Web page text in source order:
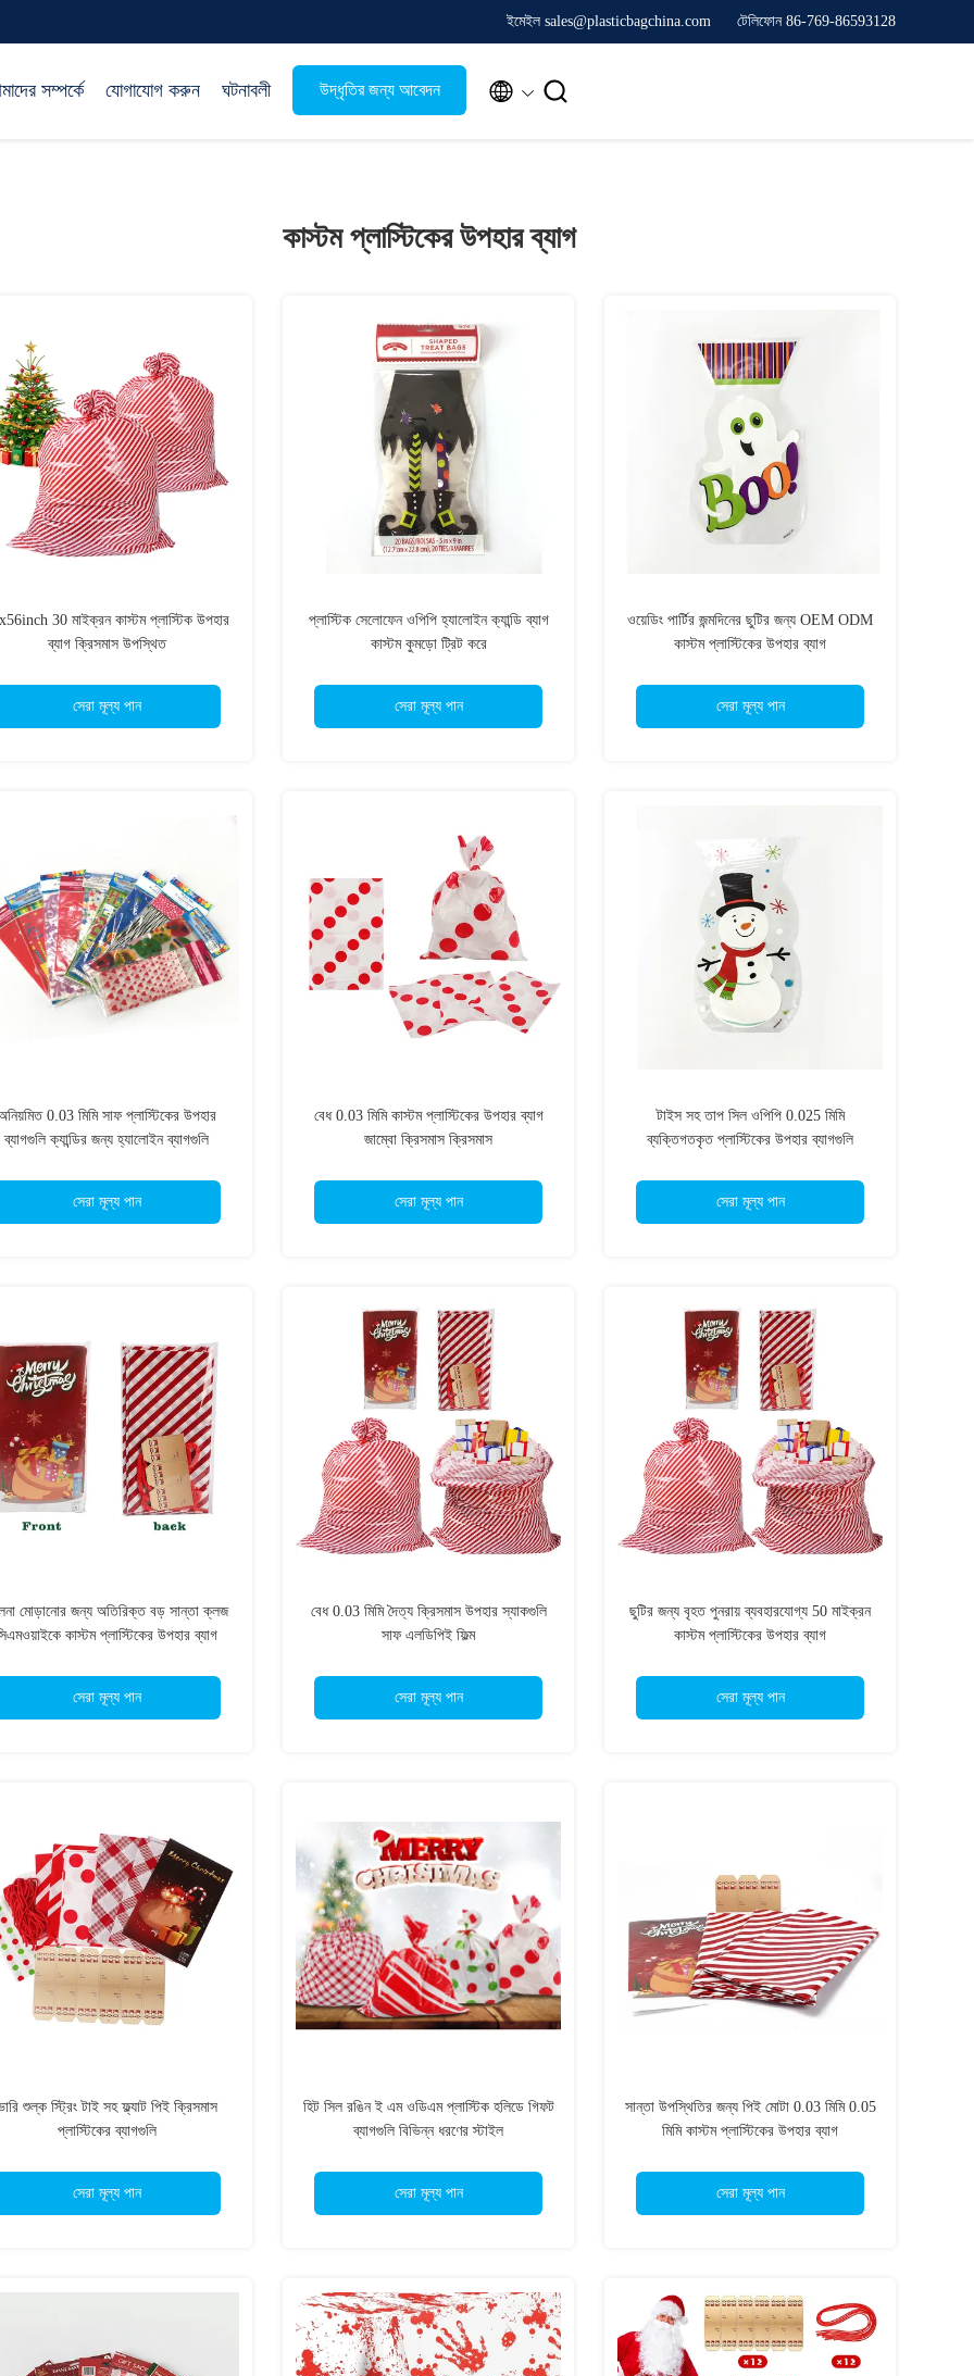
ইমেইল sales@plasticbagchina.com টেলিফোন 86-769-86593128
সম্পর্কে যোগাযোগ করুন ঘটনাবলী উদ্ধৃতির জন্য আবেদন  
কাস্টম প্লাস্টিকের উপহার ব্যাগ
30 মাইক্রন কাস্টম প্লাস্টিক উপহার
ব্যাগ ক্রিসমাস উপস্থিত
সেরা মূল্য পান
প্লাস্টিক সেলোফেন ওপিপি হ্যালোইন ক্যান্ডি ব্যাগ
কাস্টম কুমড়ো ট্রিট করে
সেরা মূল্য পান
ওয়েডিং পার্টির জন্মদিনের ছুটির জন্য OEM ODM
কাস্টম প্লাস্টিকের উপহার ব্যাগ
সেরা মূল্য পান
0.03 মিমি সাফ প্লাস্টিকের উপহার
ব্যাগগুলি ক্যান্ডির জন্য হ্যালোইন ব্যাগগুলি
সেরা মূল্য পান
বেধ 0.03 মিমি কাস্টম প্লাস্টিকের উপহার ব্যাগ
জাম্বো ক্রিসমাস ক্রিসমাস
সেরা মূল্য পান
টাইস সহ তাপ সিল ওপিপি 0.025 মিমি
ব্যক্তিগতকৃত প্লাস্টিকের উপহার ব্যাগগুলি
সেরা মূল্য পান
মোড়ানোর জন্য অতিরিক্ত বড় সান্তা ক্লজ
কাস্টম প্লাস্টিকের উপহার ব্যাগ
সেরা মূল্য পান
বেধ 0.03 মিমি দৈত্য ক্রিসমাস উপহার স্যাকগুলি
সাফ এলডিপিই ফিল্ম
সেরা মূল্য পান
ছুটির জন্য বৃহত পুনরায় ব্যবহারযোগ্য 50 মাইক্রন
কাস্টম প্লাস্টিকের উপহার ব্যাগ
সেরা মূল্য পান
শুল্ক স্ট্রিং টাই সহ ফ্ল্যাট পিই ক্রিসমাস
প্লাস্টিকের ব্যাগগুলি
সেরা মূল্য পান
হিট সিল রঙিন ই এম ওডিএম প্লাস্টিক হলিডে গিফট
ব্যাগগুলি বিভিন্ন ধরণের স্টাইল
সেরা মূল্য পান
সান্তা উপস্থিতির জন্য পিই মোটা 0.03 মিমি 0.05
মিমি কাস্টম প্লাস্টিকের উপহার ব্যাগ
সেরা মূল্য পান